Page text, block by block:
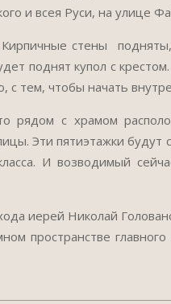
и всея Руси, на улице
стены
поднят купол с
с тем, чтобы начать
рядом с храмом
Эти пятиэтажки будут
И возводимый
иерей Николай
пространстве